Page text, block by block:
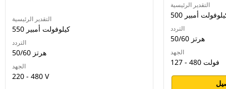
التقدير الرئيسية
550 كيلوفولت أمبير
التردد
50/60 هرتز
الجهد
220 - 480 V
التقدير الرئيسية
كيلوفولت أمبير
التردد
50/60 هرتز
الجهد
127 - 480 فولت